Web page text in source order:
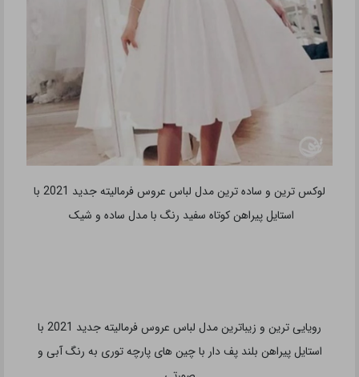
لوکس ترین و ساده ترین مدل لباس عروس فرمالیته جدید 2021 با
استایل پیراهن کوتاه سفید رنگ با مدل ساده و شیک